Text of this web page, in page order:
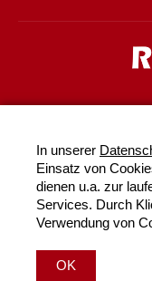
In unserer
Einsatz von
dienen u.a. zur
Services. Durch
Verwendung von
OK